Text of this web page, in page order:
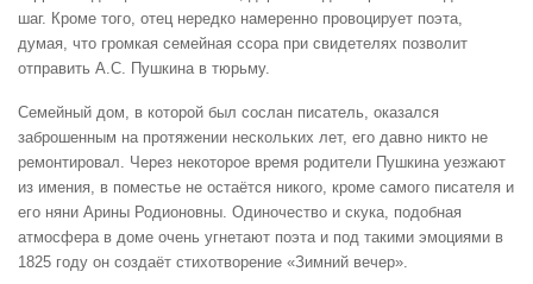
шаг. Кроме того, отец нередко намеренно провоцирует поэта,
думая, что громкая семейная ссора при свидетелях позволит
отправить А.С. Пушкина в тюрьму.
Семейный дом, в которой был сослан писатель, оказался
заброшенным на протяжении нескольких лет, его давно никто не
ремонтировал. Через некоторое время родители Пушкина уезжают
из имения, в поместье не остаётся никого, кроме самого писателя и
его няни Арины Родионовны. Одиночество и скука, подобная
атмосфера в доме очень угнетают поэта и под такими эмоциями в
1825 году он создаёт стихотворение «Зимний вечер».